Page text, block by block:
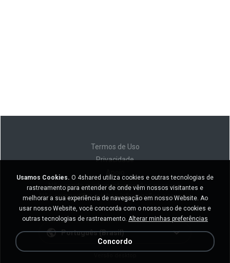
Termos de Uso
Privacidade
Não venda minhas informações pessoais
Não compartilhe minhas informações pessoais
Português (Brasil)
Usamos Cookies. O 4shared utiliza cookies e outras tecnologias de
rastreamento para entender de onde vêm nossos visitantes e
melhorar a sua experiência de navegação em nosso Website. Ao
usar nosso Website, você concorda com o nosso uso de cookies e
outras tecnologias de rastreamento. Alterar minhas preferências
Concordo